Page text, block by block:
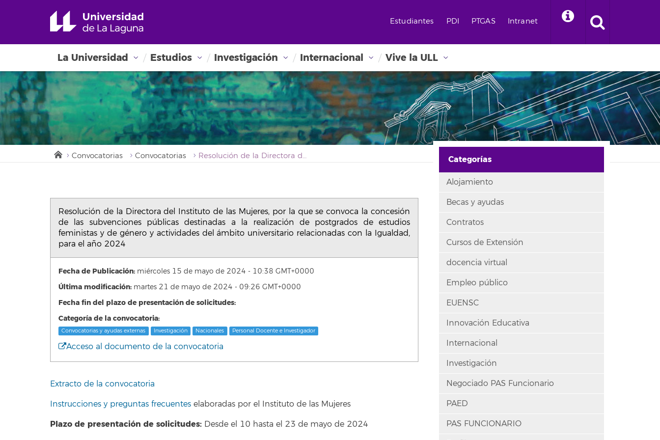
Estudiantes PDI PTGAS Intranet
La Universidad Estudios Investigación Internacional Vive la ULL
Convocatorias Convocatorias Resolución de la Directora del Instituto de las Mujeres, por la que se convoca la concesión de las subvenciones públicas destinadas a la realización de postgrados de estudios feministas y de género y actividades del ámbito universitario relacionadas con la Igualdad, para el año 2024
Resolución de la Directora del Instituto de las Mujeres, por la que se convoca la concesión
de las subvenciones públicas destinadas a la realización de postgrados de estudios
feministas y de género y actividades del ámbito universitario relacionadas con la Igualdad,
para el año 2024
Fecha de Publicación: miércoles 15 de mayo de 2024 - 10:38 GMT+0000
Última modificación: martes 21 de mayo de 2024 - 09:26 GMT+0000
Fecha fin del plazo de presentación de solicitudes:
Categoría de la convocatoria:
Convocatorias y ayudas externas Investigación Nacionales Personal Docente e Investigador
Acceso al documento de la convocatoria
Extracto de la convocatoria
Instrucciones y preguntas frecuentes elaboradas por el Instituto de las Mujeres
Plazo de presentación de solicitudes: Desde el 10 hasta el 23 de mayo de 2024
Categorías
Alojamiento
Becas y ayudas
Contratos
Cursos de Extensión
docencia virtual
Empleo público
EUENSC
Innovación Educativa
Internacional
Investigación
Negociado PAS Funcionario
PAED
PAS FUNCIONARIO